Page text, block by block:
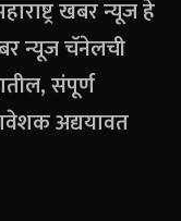
खबर न्यूज हे
न्यूज चॅनेलची
संपूर्ण
अद्ययावत